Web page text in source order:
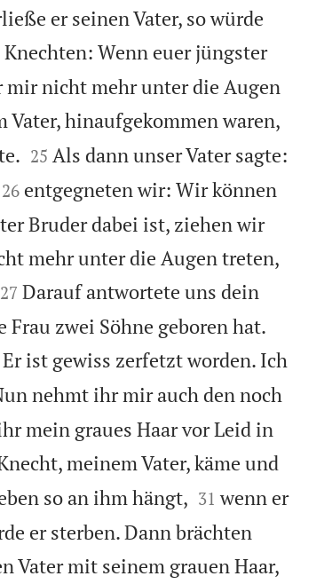
er seinen Vater, so würde
Wenn euer jüngster
nicht mehr unter die Augen
hinaufgekommen waren,

25 Als dann unser Vater sagte:

26 entgegneten wir: Wir können
Bruder dabei ist, ziehen wir
mehr unter die Augen treten,

27 Darauf antwortete uns dein
zwei Söhne geboren hat.
ist gewiss zerfetzt worden. Ich
nehmt ihr mir auch den noch
mein graues Haar vor Leid in
meinem Vater, käme und
so an ihm hängt,
31 wenn er
er sterben. Dann brächten
Vater mit seinem grauen Haar,